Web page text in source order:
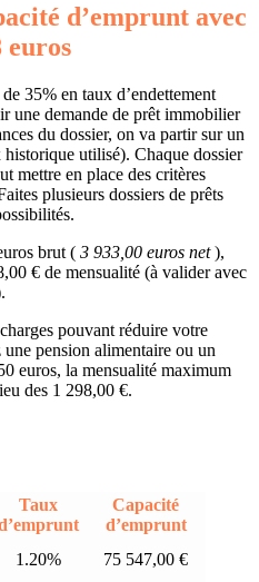
d’emprunt avec
euros
35% en taux d’endettement
une demande de prêt immobilier
du dossier, on va partir sur un
utilisé). Chaque dossier
mettre en place des critères
plusieurs dossiers de prêts
brut ( 3 933,00 euros net),
€ de mensualité (à valider avec
pouvant réduire votre
pension alimentaire ou un
euros, la mensualité maximum
des 1 298,00 €.
Taux
Capacité
d’emprunt
1.20%
75 547,00 €